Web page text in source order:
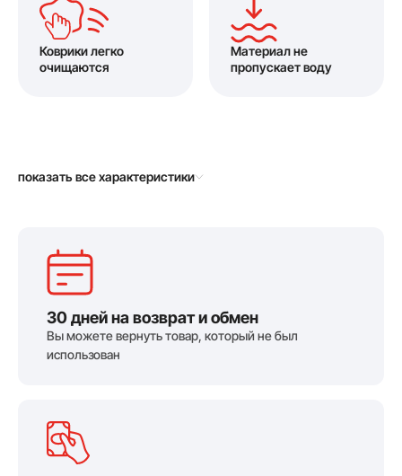
Коврики легко
очищаются
Материал не
пропускает воду
показать все характеристики
30 дней на возврат и обмен
Вы можете вернуть товар, который не был
использован